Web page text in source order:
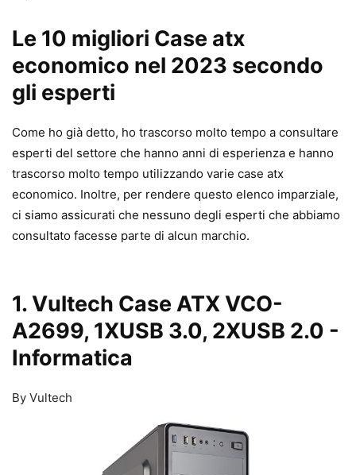
Le 10 migliori Case atx
economico nel 2023 secondo
gli esperti
Come ho già detto, ho trascorso molto tempo a consultare
esperti del settore che hanno anni di esperienza e hanno
trascorso molto tempo utilizzando varie case atx
economico. Inoltre, per rendere questo elenco imparziale,
ci siamo assicurati che nessuno degli esperti che abbiamo
consultato facesse parte di alcun marchio.
1. Vultech Case ATX VCO-
A2699, 1XUSB 3.0, 2XUSB 2.0 -
Informatica
By Vultech